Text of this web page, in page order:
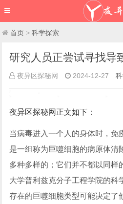
首页 >科学探索
夜异区探秘网 2024-12-27
夜异区探秘网 正文如下 ：
当病毒进入一个人的身体时，免
是一组称为巨噬细胞的病原体清
多种多样的；它们并不都以同样
大学普利兹克分子工程学院的科
存在的巨噬细胞类型可能决定了